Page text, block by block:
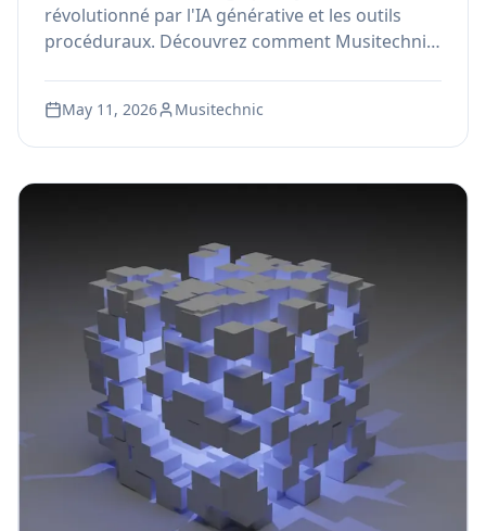
révolutionné par l'IA générative et les outils
procéduraux. Découvrez comment Musitechnic
certifiée Wwise et des studios Dolby Atmos.
May 11, 2026 Musitechnic